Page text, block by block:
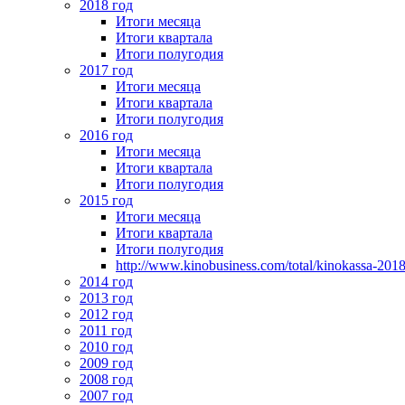
2018 год
Итоги месяца
Итоги квартала
Итоги полугодия
2017 год
Итоги месяца
Итоги квартала
Итоги полугодия
2016 год
Итоги месяца
Итоги квартала
Итоги полугодия
2015 год
Итоги месяца
Итоги квартала
Итоги полугодия
http://www.kinobusiness.com/total/kinokassa-
2014 год
2013 год
2012 год
2011 год
2010 год
2009 год
2008 год
2007 год